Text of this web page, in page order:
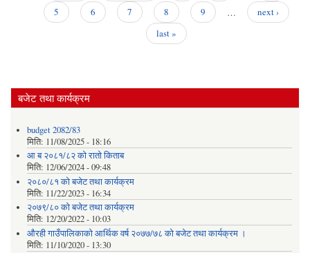
5
6 7 8 9 …
next ›
last »
बजेट तथा कार्यक्रम
budget 2082/83
मिति: 11/08/2025 - 18:16
आ ब २०८१/८२ काे राताे किताब
मिति: 12/06/2024 - 09:48
२०८०/८१ को बजेट तथा कार्यक्रम
मिति: 11/22/2023 - 16:34
२०७९/८० को बजेट तथा कार्यक्रम
मिति: 12/20/2022 - 10:03
औरही गाउँपालिकाको आर्थिक वर्ष २०७७/७८ को बजेट तथा कार्यक्रम ।
मिति: 11/10/2020 - 13:30